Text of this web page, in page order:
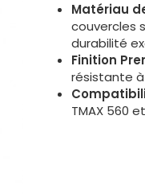
Matériau
couvercles
durabilité
Finition
résistante
TMAX 560